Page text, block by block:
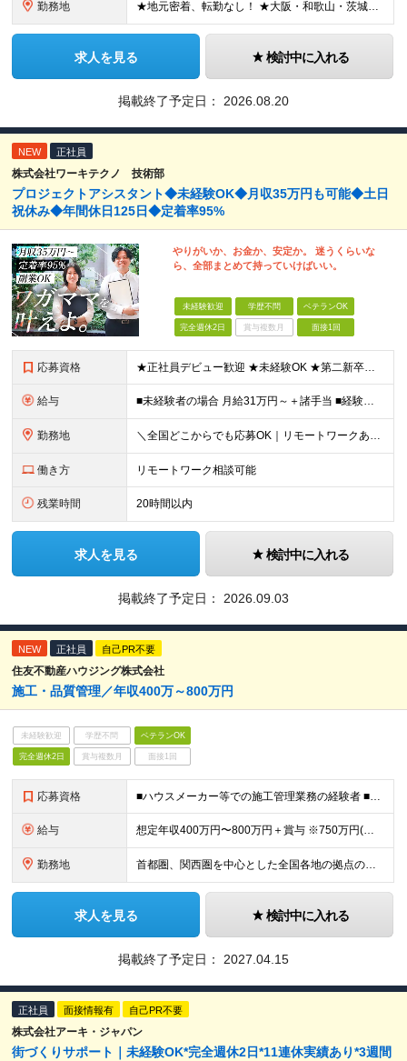
勤務地 ★地元密着、転勤なし！ ★大阪・和歌山・茨城・三重・千葉の各拠点 ★Ｕ・Iターン歓迎！（面接交通費支給） ★社用車貸与（出勤利用OK）、駐車場費用支給 ・大阪府堺市 ・和歌山県有田市 ・茨城県神栖市
求人を見る 検討中に入れる
掲載終了予定日： 2026.08.20
NEW 正社員
株式会社ワーキテクノ 技術部
プロジェクトアシスタント◆未経験OK◆月収35万円も可能◆土日
祝休み◆年間休日125日◆定着率95%
やりがいか、お金か、安定か。 迷うくらいな
ら、全部まとめて持っていけばいい。
未経験歓迎 学歴不問 ベテランOK
完全週休2日 賞与複数月 面接1回
応募資格 ★正社員デビュー歓迎 ★未経験OK ★第二新卒歓迎 ★学歴不問 ＜こんな方にピッタリ！＞ □ 収入も、お休みも、絶対に妥協したくない！ □ ゆとりのある生活を楽しみながら、将来ずっと役立つスキル
給与 ■未経験者の場合 月給31万円～＋諸手当 ■経験者の場合 月給35万円～90万円＋諸手当 ★前職から年収120万円UPの実績あり ★初年度年収500万円～も可能！ ※首都圏以外の未経験の方は【月
勤務地 ＼全国どこからでも応募OK｜リモートワークあり／ ◇会社都合の転居を伴う転勤はなし ◇直行直帰OK！ ご自宅から通いやすいエリアや希望するエリアの プロジェクトをご担当いただきます！ 「自宅から通え
働き方 リモートワーク相談可能
残業時間 20時間以内
求人を見る 検討中に入れる
掲載終了予定日： 2026.09.03
NEW 正社員 自己PR不要
住友不動産ハウジング株式会社
施⼯・品質管理／年収400万～800万円
未経験歓迎 学歴不問 ベテランOK
完全週休2日 賞与複数月 面接1回
応募資格 ■ハウスメーカー等での施工管理業務の経験者 ■要 普通運転免許（AT限定可）
給与 想定年収400万円〜800万円＋賞与 ※750万円(⾸都圏・東海圏・大阪・兵庫のみ)、800万円(東京エリアのみ) ※経験、スキルに応じて決定します ※固定残業手当（40時間分／月7万9100円～）
勤務地 首都圏、関西圏を中心とした全国各地の拠点のうち、業務内容・希望にあわせて配属いたします。 ≪注文住宅≫ 【首都圏・東海・関西】 東京、千葉、埼玉、神奈川、茨城、愛知、三重、岐阜、静岡、大阪、京都、
求人を見る 検討中に入れる
掲載終了予定日： 2027.04.15
正社員 面接情報有 自己PR不要
株式会社アーキ・ジャパン
街づくりサポート｜未経験OK*完全週休2日*11連休実績あり*3週間